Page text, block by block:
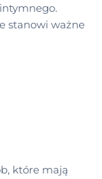
stanowi ważne
które mają